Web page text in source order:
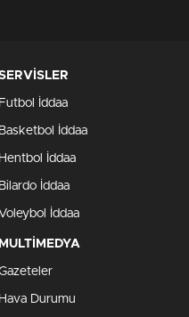
Futbol İddaa
Basketbol İddaa
Hentbol İddaa
Bilardo İddaa
Voleybol İddaa
MULTİMEDYA
Hava Durumu